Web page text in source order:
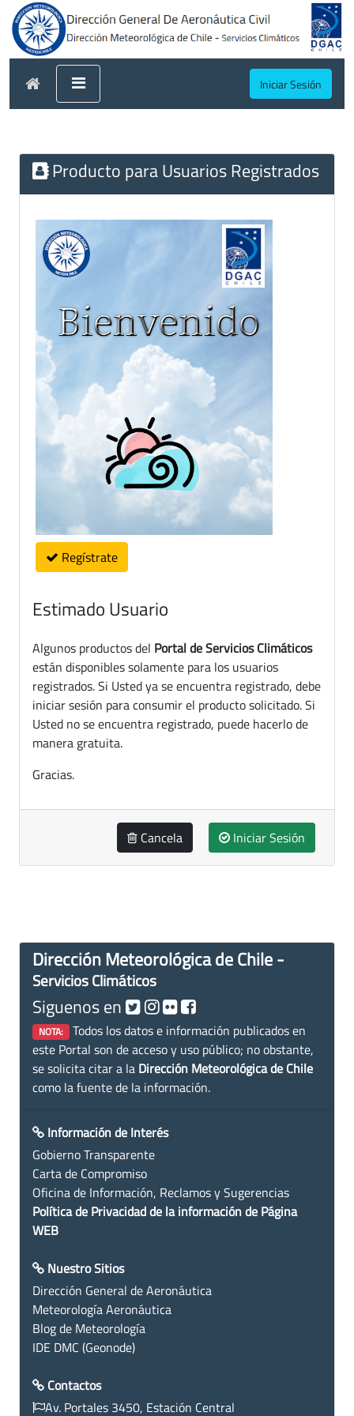
Iniciar Sesión
Producto para Usuarios Registrados
Regístrate
Estimado Usuario
Algunos productos del Portal de Servicios Climáticos
están disponibles solamente para los usuarios
registrados. Si Usted ya se encuentra registrado, debe
iniciar sesión para consumir el producto solicitado. Si
Usted no se encuentra registrado, puede hacerlo de
manera gratuita.
Gracias.
Cancela Iniciar Sesión
Dirección Meteorológica de Chile -
Servicios Climáticos
Siguenos en
NOTA: Todos los datos e información publicados en
este Portal son de acceso y uso público; no obstante,
se solicita citar a la Dirección Meteorológica de Chile
como la fuente de la información.
Información de Interés
Gobierno Transparente
Carta de Compromiso
Oficina de Información, Reclamos y Sugerencias
Política de Privacidad de la información de Página
WEB
Nuestro Sitios
Dirección General de Aeronáutica
Meteorología Aeronáutica
Blog de Meteorología
IDE DMC (Geonode)
Contactos
Av. Portales 3450, Estación Central